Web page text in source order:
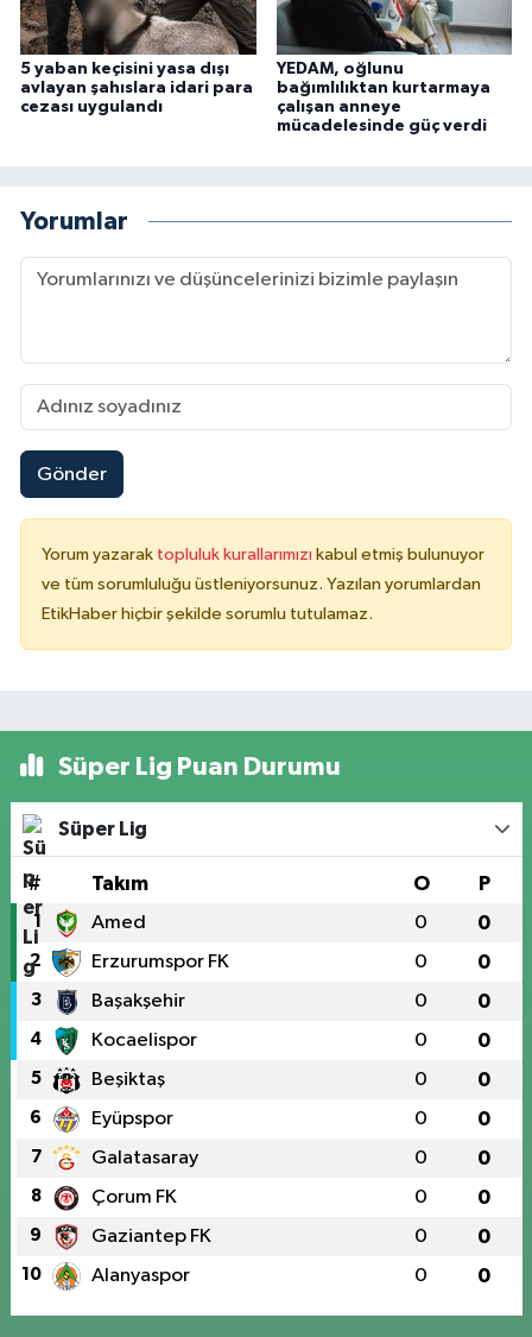
5 yaban keçisini yasa dışı
avlayan şahıslara idari para
cezası uygulandı
YEDAM, oğlunu
bağımlılıktan kurtarmaya
çalışan anneye
mücadelesinde güç verdi
Yorumlar
Gönder
Yorum yazarak topluluk kurallarımızı kabul etmiş bulunuyor
ve tüm sorumluluğu üstleniyorsunuz. Yazılan yorumlardan
EtikHaber hiçbir şekilde sorumlu tutulamaz.
Süper Lig Puan Durumu
Süper Lig
# Takım O P
1 Amed 0 0
2 Erzurumspor FK 0 0
3 Başakşehir 0 0
4 Kocaelispor 0 0
5 Beşiktaş 0 0
6 Eyüpspor 0 0
7 Galatasaray 0 0
8 Çorum FK 0 0
9 Gaziantep FK 0 0
10 Alanyaspor 0 0